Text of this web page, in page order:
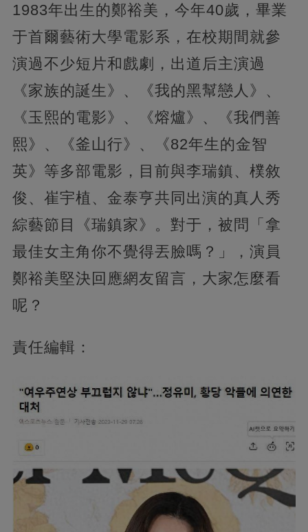
1983年出生的鄭裕美，今年40歲，畢業
于首爾藝術大學電影系，在校期間就參
演過不少短片和戲劇，出道后主演過
《家族的誕生》、《我的黑幫戀人》、
《玉熙的電影》、《熔爐》、《我們善
熙》、《釜山行》、《82年生的金智
英》等多部電影，目前與李瑞鎮、樸敘
俊、崔宇植、金泰亨共同出演的真人秀
綜藝節目《瑞鎮家》。對于，被問「拿
最佳女主角你不覺得丟臉嗎？」，演員
鄭裕美堅決回應網友留言，大家怎麼看
呢？
責任編輯：